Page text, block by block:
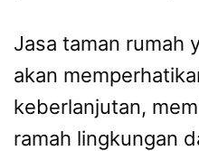
Jasa taman rumah
akan
keberlanjutan,
ramah lingkungan